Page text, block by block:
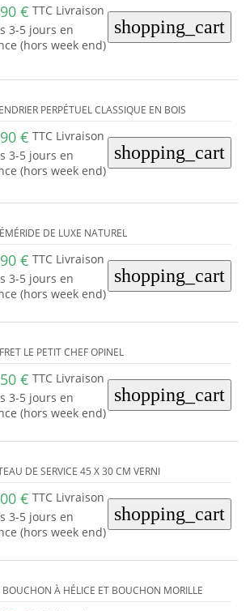
€ TTC Livraison
3-5 jours en
(hors week end)
shopping_cart
PERPÉTUEL CLASSIQUE EN BOIS
€ TTC Livraison
3-5 jours en
(hors week end)
shopping_cart
DE LUXE NATUREL
€ TTC Livraison
3-5 jours en
(hors week end)
shopping_cart
LE PETIT CHEF OPINEL
€ TTC Livraison
3-5 jours en
(hors week end)
shopping_cart
DE SERVICE 45 X 30 CM VERNI
€ TTC Livraison
3-5 jours en
(hors week end)
shopping_cart
BOUCHON À HÉLICE ET BOUCHON MORILLE